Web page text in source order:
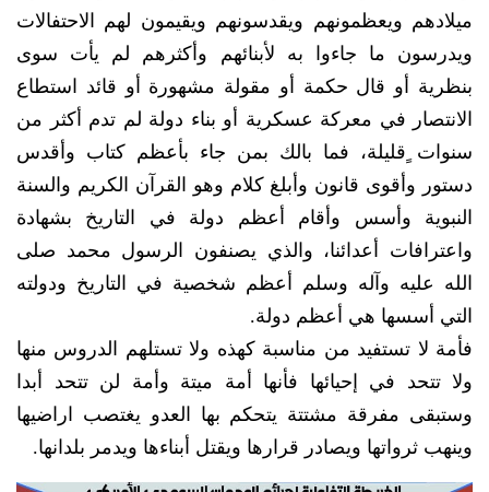
ميلادهم ويعظمونهم ويقدسونهم ويقيمون لهم الاحتفالات
ويدرسون ما جاءوا به لأبنائهم وأكثرهم لم يأت سوى
بنظرية أو قال حكمة أو مقولة مشهورة أو قائد استطاع
الانتصار في معركة عسكرية أو بناء دولة لم تدم أكثر من
سنوات ٍقليلة، فما بالك بمن جاء بأعظم كتاب وأقدس
دستور وأقوى قانون وأبلغ كلام وهو القرآن الكريم والسنة
النبوية وأسس وأقام أعظم دولة في التاريخ بشهادة
واعترافات أعدائنا، والذي يصنفون الرسول محمد صلى
الله عليه وآله وسلم أعظم شخصية في التاريخ ودولته
التي أسسها هي أعظم دولة.
فأمة لا تستفيد من مناسبة كهذه ولا تستلهم الدروس منها
ولا تتحد في إحيائها فأنها أمة ميتة وأمة لن تتحد أبدا
وستبقى مفرقة مشتتة يتحكم بها العدو يغتصب اراضيها
وينهب ثرواتها ويصادر قرارها ويقتل أبناءها ويدمر بلدانها.